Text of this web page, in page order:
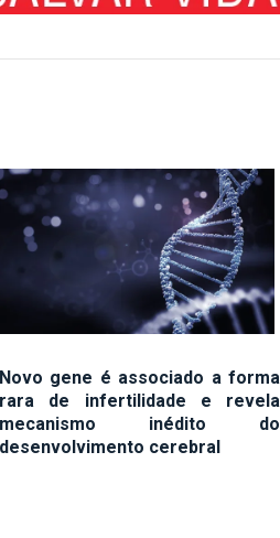
Novo gene é associado a forma
rara de infertilidade e revela
mecanismo inédito do
desenvolvimento cerebral